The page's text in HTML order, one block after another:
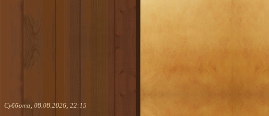
Суббота, 08.08.2026, 22:15